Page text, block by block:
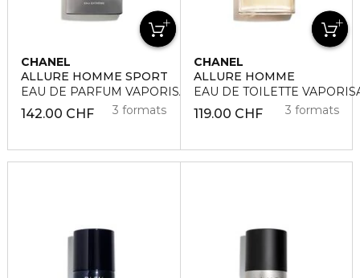
CHANEL
ALLURE HOMME SPORT
EAU DE PARFUM VAPORISATEUR
142.00 CHF 3 formats
CHANEL
ALLURE HOMME
EAU DE TOILETTE
119.00 CHF 3 formats